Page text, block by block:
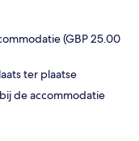
(GBP 25.00
ter plaatse
de accommodatie